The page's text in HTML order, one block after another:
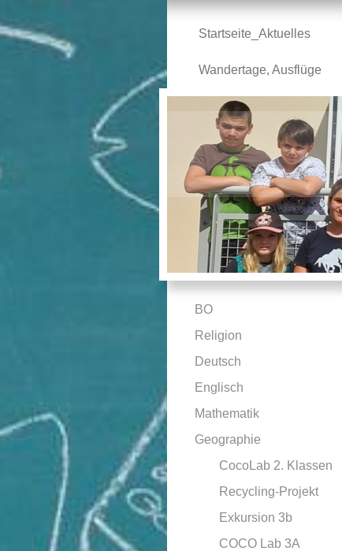
Startseite_Aktuelles
Wandertage, Ausflüge
BO
Religion
Deutsch
Englisch
Mathematik
Geographie
CocoLab 2. Klassen
Recycling-Projekt
Exkursion 3b
COCO Lab 3A